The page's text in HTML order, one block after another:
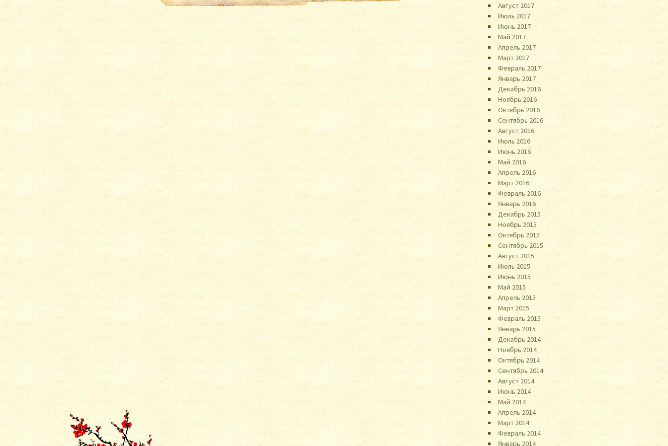
Август 2017
Июль 2017
Июнь 2017
Май 2017
Апрель 2017
Март 2017
Февраль 2017
Январь 2017
Декабрь 2016
Ноябрь 2016
Октябрь 2016
Сентябрь 2016
Август 2016
Июль 2016
Июнь 2016
Май 2016
Апрель 2016
Март 2016
Февраль 2016
Январь 2016
Декабрь 2015
Ноябрь 2015
Октябрь 2015
Сентябрь 2015
Август 2015
Июль 2015
Июнь 2015
Май 2015
Апрель 2015
Март 2015
Февраль 2015
Январь 2015
Декабрь 2014
Ноябрь 2014
Октябрь 2014
Сентябрь 2014
Август 2014
Июнь 2014
Май 2014
Апрель 2014
Март 2014
Февраль 2014
Январь 2014